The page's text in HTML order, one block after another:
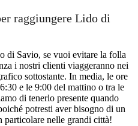
raggiungere Lido di
di Savio, se vuoi evitare la folla
i nostri clienti viaggeranno nei
sottostante. In media, le ore
e le 9:00 del mattino o tra le
di tenerlo presente quando
potresti aver bisogno di un
nelle grandi città!